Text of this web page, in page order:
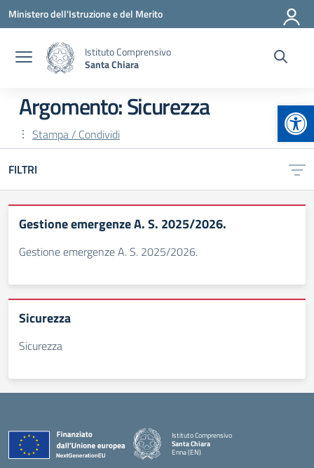
Vai ai contenuti
Vai al menu di navigazione
Vai al footer
Ministero dell'Istruzione e del Merito
Istituto Comprensivo
Santa Chiara
Argomento: Sicurezza
Stampa / Condividi
FILTRI
Gestione emergenze A. S. 2025/2026.
Gestione emergenze A. S. 2025/2026.
Sicurezza
Sicurezza
Istituto Comprensivo
Santa Chiara
Enna (EN)